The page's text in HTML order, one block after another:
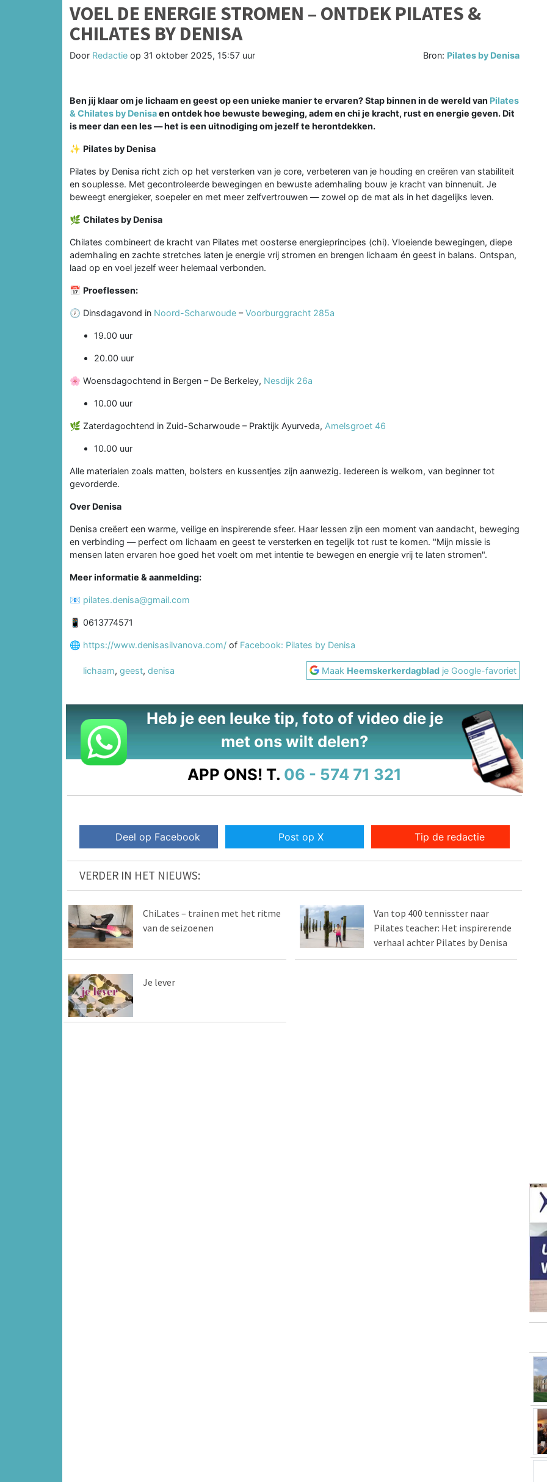
VOEL DE ENERGIE STROMEN – ONTDEK PILATES &
CHILATES BY DENISA
Door Redactie op 31 oktober 2025, 15:57 uur Bron: Pilates by Denisa
Ben jij klaar om je lichaam en geest op een unieke manier te ervaren? Stap binnen in de wereld van Pilates
& Chilates by Denisaen ontdek hoe bewuste beweging, adem en chi je kracht, rust en energie geven. Dit
is meer dan een les — het is een uitnodiging om jezelf te herontdekken.
✨ Pilates by Denisa
Pilates by Denisa richt zich op het versterken van je core, verbeteren van je houding en creëren van stabiliteit
en souplesse. Met gecontroleerde bewegingen en bewuste ademhaling bouw je kracht van binnenuit. Je
beweegt energieker, soepeler en met meer zelfvertrouwen — zowel op de mat als in het dagelijks leven.
🌿 Chilates by Denisa
Chilates combineert de kracht van Pilates met oosterse energieprincipes (chi). Vloeiende bewegingen, diepe
ademhaling en zachte stretches laten je energie vrij stromen en brengen lichaam én geest in balans. Ontspan,
laad op en voel jezelf weer helemaal verbonden.
📅 Proeflessen:
🕖 Dinsdagavond in Noord-Scharwoude –Voorburggracht 285a
19.00 uur
20.00 uur
🌸 Woensdagochtend in Bergen – De Berkeley, Nesdijk 26a
10.00 uur
🌿 Zaterdagochtend in Zuid-Scharwoude – Praktijk Ayurveda, Amelsgroet 46
10.00 uur
Alle materialen zoals matten, bolsters en kussentjes zijn aanwezig. Iedereen is welkom, van beginner tot
gevorderde.
Over Denisa
Denisa creëert een warme, veilige en inspirerende sfeer. Haar lessen zijn een moment van aandacht, beweging
en verbinding — perfect om lichaam en geest te versterken en tegelijk tot rust te komen. "Mijn missie is
mensen laten ervaren hoe goed het voelt om met intentie te bewegen en energie vrij te laten stromen".
Meer informatie & aanmelding:
📧 pilates.denisa@gmail.com
📱 0613774571
🌐 https://www.denisasilvanova.com/ of Facebook: Pilates by Denisa
lichaam, geest, denisa Maak Heemskerkerdagblad je Google-favoriet
Heb je een leuke tip, foto of video die je
met ons wilt delen?
APP ONS! T. 06 - 574 71 321
Deel op Facebook Post op X Tip de redactie
VERDER IN HET NIEUWS:
ChiLates – trainen met het ritme
van de seizoenen
Van top 400 tennisster naar
Pilates teacher: Het inspirerende
verhaal achter Pilates by Denisa
Je lever